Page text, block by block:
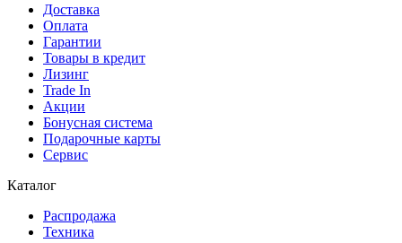
Доставка
Оплата
Гарантии
Товары в кредит
Лизинг
Trade In
Акции
Бонусная система
Подарочные карты
Сервис
Каталог
Распродажа
Техника